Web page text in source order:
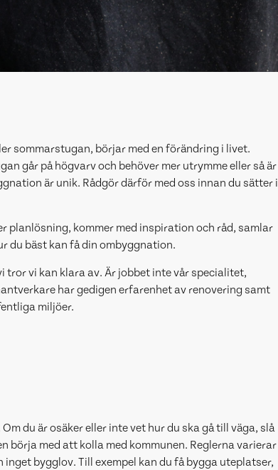
sommarstugan, börjar med en förändring i livet.
går på högvarv och behöver mer utrymme eller så är
är unik. Rådgör därför med oss innan du sätter i
planlösning, kommer med inspiration och råd, samlar
du bäst kan få din ombyggnation.
tror vi kan klara av. Är jobbet inte vår specialitet,
har gedigen erfarenhet av renovering samt
miljöer.
du är osäker eller inte vet hur du ska gå till väga, slå
börja med att kolla med kommunen. Reglerna varierar
bygglov. Till exempel kan du få bygga uteplatser,